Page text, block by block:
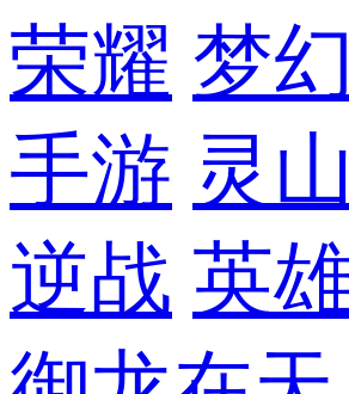
荣耀 梦
手游 灵
逆战 英